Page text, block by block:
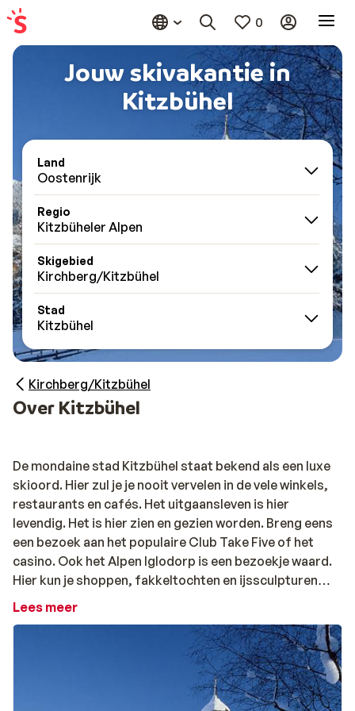
0
Jouw skivakantie in
Kitzbühel
Land
Oostenrijk
Regio
Kitzbüheler Alpen
Skigebied
Kirchberg/Kitzbühel
Stad
Kitzbühel
Kirchberg/Kitzbühel
Over Kitzbühel
De mondaine stad Kitzbühel staat bekend als een luxe
skioord. Hier zul je je nooit vervelen in de vele winkels,
restaurants en cafés. Het uitgaansleven is hier
levendig. Het is hier zien en gezien worden. Breng eens
een bezoek aan het populaire Club Take Five of het
casino. Ook het Alpen Iglodorp is een bezoekje waard.
Hier kun je shoppen, fakkeltochten en ijssculpturen
maken, overnachten en zelfs trouwen. Met een skipas
tot het Aquarena zwembad. Het historische centrum
heeft echter nog vele pittoreske huizen, gevels en
kerken. Ondanks het hoge aanzien en de internationale
jetset heeft de stad zijn Tiroler sfeer behouden. Vanaf
Lees meer